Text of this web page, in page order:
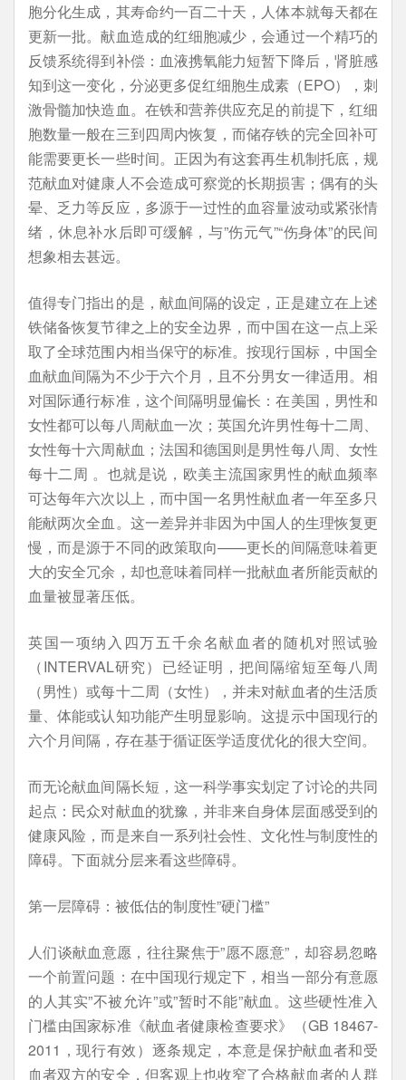
胞分化生成，其寿命约一百二十天，人体本就每天都在
更新一批。献血造成的红细胞减少，会通过一个精巧的
反馈系统得到补偿：血液携氧能力短暂下降后，肾脏感
知到这一变化，分泌更多促红细胞生成素（EPO），刺
激骨髓加快造血。在铁和营养供应充足的前提下，红细
胞数量一般在三到四周内恢复，而储存铁的完全回补可
能需要更长一些时间。正因为有这套再生机制托底，规
范献血对健康人不会造成可察觉的长期损害；偶有的头
晕、乏力等反应，多源于一过性的血容量波动或紧张情
绪，休息补水后即可缓解，与”伤元气”“伤身体”的民间
想象相去甚远。
值得专门指出的是，献血间隔的设定，正是建立在上述
铁储备恢复节律之上的安全边界，而中国在这一点上采
取了全球范围内相当保守的标准。按现行国标，中国全
血献血间隔为不少于六个月，且不分男女一律适用。相
对国际通行标准，这个间隔明显偏长：在美国，男性和
女性都可以每八周献血一次；英国允许男性每十二周、
女性每十六周献血；法国和德国则是男性每八周、女性
每十二周 。也就是说，欧美主流国家男性的献血频率
可达每年六次以上，而中国一名男性献血者一年至多只
能献两次全血。这一差异并非因为中国人的生理恢复更
慢，而是源于不同的政策取向——更长的间隔意味着更
大的安全冗余，却也意味着同样一批献血者所能贡献的
血量被显著压低。
英国一项纳入四万五千余名献血者的随机对照试验
（INTERVAL研究）已经证明，把间隔缩短至每八周
（男性）或每十二周（女性），并未对献血者的生活质
量、体能或认知功能产生明显影响。这提示中国现行的
六个月间隔，存在基于循证医学适度优化的很大空间。
而无论献血间隔长短，这一科学事实划定了讨论的共同
起点：民众对献血的犹豫，并非来自身体层面感受到的
健康风险，而是来自一系列社会性、文化性与制度性的
障碍。下面就分层来看这些障碍。
第一层障碍：被低估的制度性”硬门槛”
人们谈献血意愿，往往聚焦于”愿不愿意”，却容易忽略
一个前置问题：在中国现行规定下，相当一部分有意愿
的人其实”不被允许”或”暂时不能”献血。这些硬性准入
门槛由国家标准《献血者健康检查要求》（GB 18467-
2011，现行有效）逐条规定，本意是保护献血者和受
血者双方的安全，但客观上也收窄了合格献血者的人群